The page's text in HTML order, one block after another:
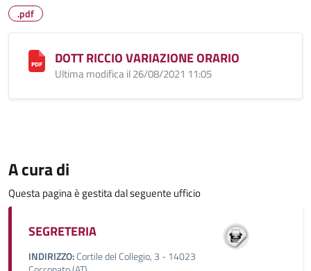
.pdf
DOTT RICCIO VARIAZIONE ORARIO
Ultima modifica il 26/08/2021 11:05
A cura di
Questa pagina è gestita dal seguente ufficio
SEGRETERIA
INDIRIZZO:Cortile del Collegio, 3 - 14023